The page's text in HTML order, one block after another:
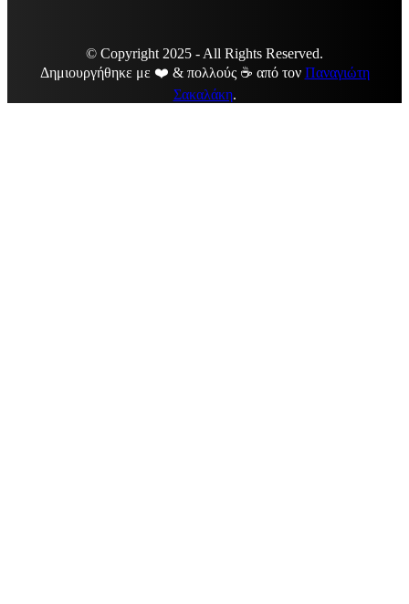
© Copyright 2025 - All Rights Reserved.
Δημιουργήθηκε με ❤️ & πολλούς ☕ από τον Παναγιώτη
Σακαλάκη.